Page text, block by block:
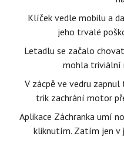
Klíček vedle mobilu a
jeho trvalé
Letadlu se začalo
mohla triviální
V zácpě ve vedru
trik zachrání motor
Aplikace Záchranka umí
kliknutím. Zatím jen v